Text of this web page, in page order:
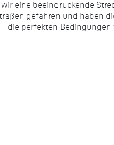
eine beeindruckende
gefahren und haben
die perfekten Bedingungen